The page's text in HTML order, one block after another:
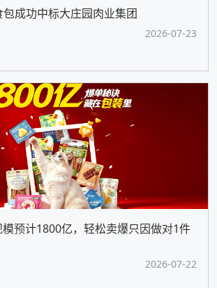
成功中标大庄园肉业集团
2026-07-23
预计1800亿，轻松卖爆只因做对1件
2026-07-22